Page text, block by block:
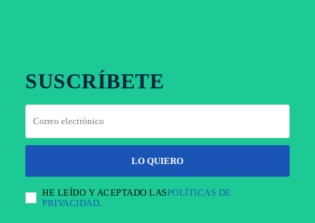
SUSCRÍBETE
LO QUIERO
HE LEÍDO Y ACEPTADO LASPOLÍTICAS DE
PRIVACIDAD